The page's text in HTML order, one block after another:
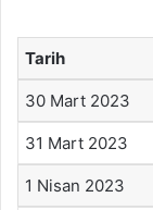
Tarih
30 Mart 2023
31 Mart 2023
1 Nisan 2023